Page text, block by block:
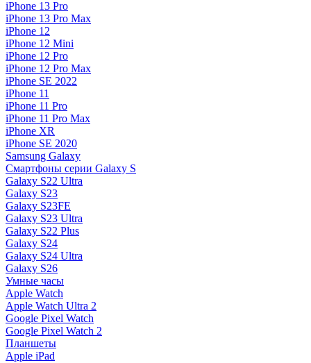
iPhone 13 Pro
iPhone 13 Pro Max
iPhone 12
iPhone 12 Mini
iPhone 12 Pro
iPhone 12 Pro Max
iPhone SE 2022
iPhone 11
iPhone 11 Pro
iPhone 11 Pro Max
iPhone XR
iPhone SE 2020
Samsung Galaxy
Смартфоны серии Galaxy S
Galaxy S22 Ultra
Galaxy S23
Galaxy S23FE
Galaxy S23 Ultra
Galaxy S22 Plus
Galaxy S24
Galaxy S24 Ultra
Galaxy S26
Умные часы
Apple Watch
Apple Watch Ultra 2
Google Pixel Watch
Google Pixel Watch 2
Планшеты
Apple iPad